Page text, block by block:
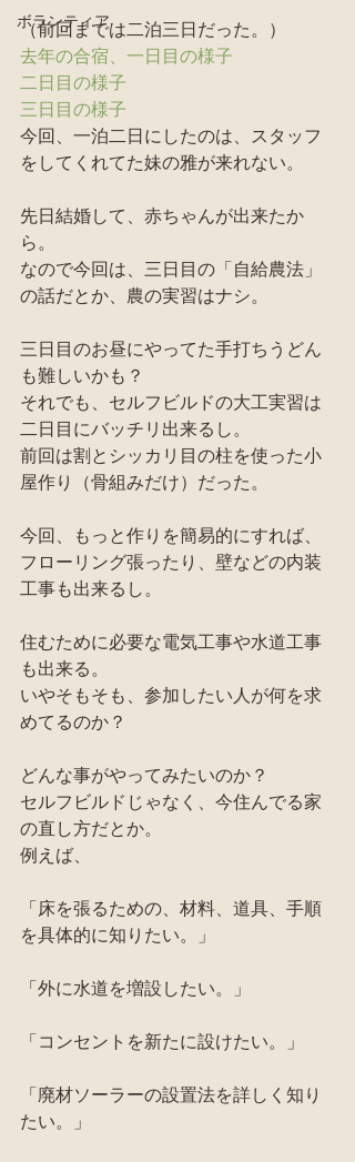
ボランティア
（前回までは二泊三日だった。）
去年の合宿、一日目の様子
二日目の様子
三日目の様子
今回、一泊二日にしたのは、スタッフ
をしてくれてた妹の雅が来れない。
先日結婚して、赤ちゃんが出来たか
ら。
なので今回は、三日目の「自給農法」
の話だとか、農の実習はナシ。
三日目のお昼にやってた手打ちうどん
も難しいかも？
それでも、セルフビルドの大工実習は
二日目にバッチリ出来るし。
前回は割とシッカリ目の柱を使った小
屋作り（骨組みだけ）だった。
今回、もっと作りを簡易的にすれば、
フローリング張ったり、壁などの内装
工事も出来るし。
住むために必要な電気工事や水道工事
も出来る。
いやそもそも、参加したい人が何を求
めてるのか？
どんな事がやってみたいのか？
セルフビルドじゃなく、今住んでる家
の直し方だとか。
例えば、
「床を張るための、材料、道具、手順
を具体的に知りたい。」
「外に水道を増設したい。」
「コンセントを新たに設けたい。」
「廃材ソーラーの設置法を詳しく知り
たい。」